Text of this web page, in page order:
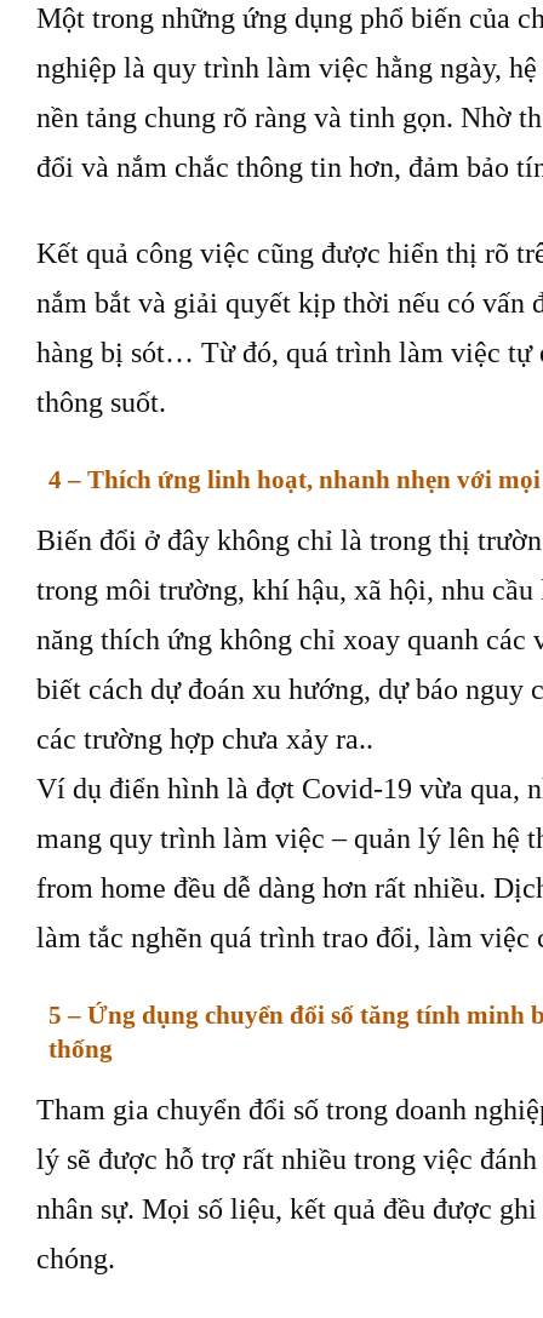
Một trong những ứng dụng phổ biến của
nghiệp là quy trình làm việc hằng ngày,
nền tảng chung rõ ràng và tinh gọn. Nhờ
đổi và nắm chắc thông tin hơn, đảm bảo
Kết quả công việc cũng được hiển thị rõ
nắm bắt và giải quyết kịp thời nếu có vấn
hàng bị sót… Từ đó, quá trình làm việc tự
thông suốt.
4 – Thích ứng linh hoạt, nhanh nhẹn với
Biến đổi ở đây không chỉ là trong thị
trong môi trường, khí hậu, xã hội, nhu
năng thích ứng không chỉ xoay quanh các
biết cách dự đoán xu hướng, dự báo nguy
các trường hợp chưa xảy ra..
Ví dụ điển hình là đợt Covid-19 vừa qua,
mang quy trình làm việc – quản lý lên hệ
from home đều dễ dàng hơn rất nhiều.
làm tắc nghẽn quá trình trao đổi, làm việc
5 – Ứng dụng chuyển đổi số tăng tính minh
thống
Tham gia chuyển đổi số trong doanh
lý sẽ được hỗ trợ rất nhiều trong việc
nhân sự. Mọi số liệu, kết quả đều được
chóng.